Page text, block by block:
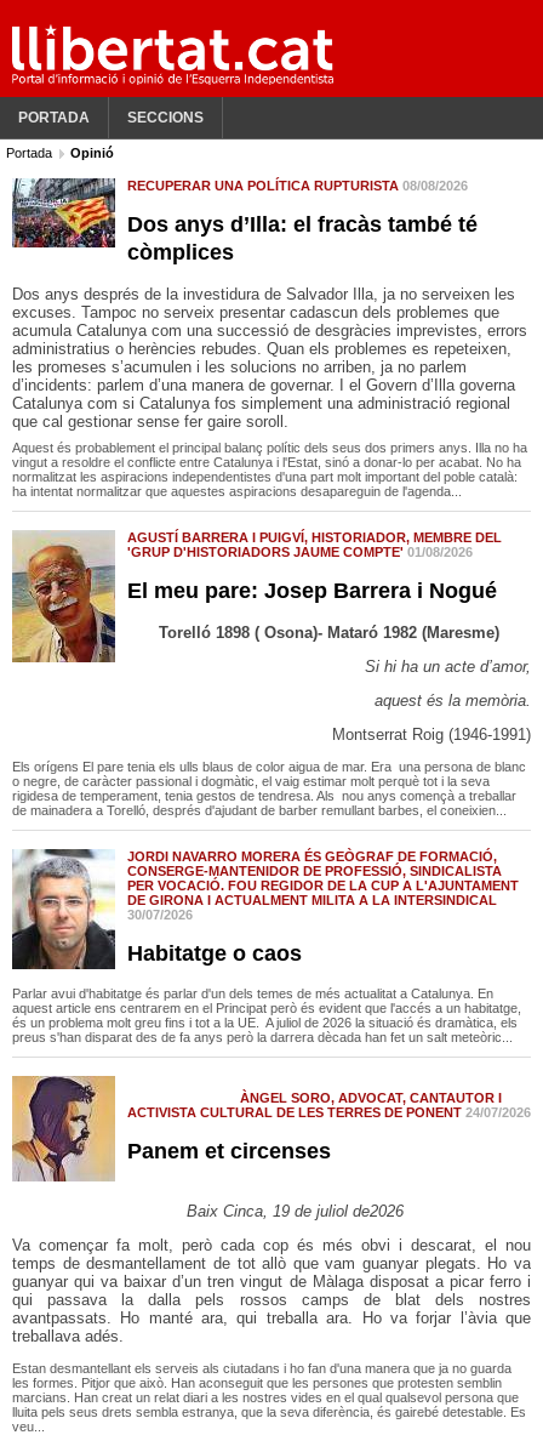
PORTADA SECCIONS
Portada Opinió
RECUPERAR UNA POLÍTICA RUPTURISTA 08/08/2026
Dos anys d’Illa: el fracàs també té
còmplices
Dos anys després de la investidura de Salvador Illa, ja no serveixen les
excuses. Tampoc no serveix presentar cadascun dels problemes que
acumula Catalunya com una successió de desgràcies imprevistes, errors
administratius o herències rebudes. Quan els problemes es repeteixen,
les promeses s’acumulen i les solucions no arriben, ja no parlem
d’incidents: parlem d’una manera de governar. I el Govern d’Illa governa
Catalunya com si Catalunya fos simplement una administració regional
que cal gestionar sense fer gaire soroll.
Aquest és probablement el principal balanç polític dels seus dos primers anys. Illa no ha
vingut a resoldre el conflicte entre Catalunya i l'Estat, sinó a donar-lo per acabat. No ha
normalitzat les aspiracions independentistes d'una part molt important del poble català:
ha intentat normalitzar que aquestes aspiracions desapareguin de l'agenda...
AGUSTÍ BARRERA I PUIGVÍ, HISTORIADOR, MEMBRE DEL
'GRUP D'HISTORIADORS JAUME COMPTE' 01/08/2026
El meu pare: Josep Barrera i Nogué
Torelló 1898 ( Osona)- Mataró 1982 (Maresme)
Si hi ha un acte d’amor,
aquest és la memòria.
Montserrat Roig (1946-1991)
Els orígens El pare tenia els ulls blaus de color aigua de mar. Era una persona de blanc
o negre, de caràcter passional i dogmàtic, el vaig estimar molt perquè tot i la seva
rigidesa de temperament, tenia gestos de tendresa. Als nou anys començà a treballar
de mainadera a Torelló, després d'ajudant de barber remullant barbes, el coneixien...
JORDI NAVARRO MORERA ÉS GEÒGRAF DE FORMACIÓ,
CONSERGE-MANTENIDOR DE PROFESSIÓ, SINDICALISTA
PER VOCACIÓ. FOU REGIDOR DE LA CUP A L'AJUNTAMENT
DE GIRONA I ACTUALMENT MILITA A LA INTERSINDICAL
30/07/2026
Habitatge o caos
Parlar avui d'habitatge és parlar d'un dels temes de més actualitat a Catalunya. En
aquest article ens centrarem en el Principat però és evident que l'accés a un habitatge,
és un problema molt greu fins i tot a la UE. A juliol de 2026 la situació és dramàtica, els
preus s'han disparat des de fa anys però la darrera dècada han fet un salt meteòric...
ÀNGEL SORO, ADVOCAT, CANTAUTOR I
ACTIVISTA CULTURAL DE LES TERRES DE PONENT 24/07/2026
Panem et circenses
Baix Cinca, 19 de juliol de2026
Va començar fa molt, però cada cop és més obvi i descarat, el nou
temps de desmantellament de tot allò que vam guanyar plegats. Ho va
guanyar qui va baixar d’un tren vingut de Màlaga disposat a picar ferro i
qui passava la dalla pels rossos camps de blat dels nostres
avantpassats. Ho manté ara, qui treballa ara. Ho va forjar l’àvia que
treballava adés.
Estan desmantellant els serveis als ciutadans i ho fan d'una manera que ja no guarda
les formes. Pitjor que això. Han aconseguit que les persones que protesten semblin
marcians. Han creat un relat diari a les nostres vides en el qual qualsevol persona que
lluita pels seus drets sembla estranya, que la seva diferència, és gairebé detestable. Es
veu...